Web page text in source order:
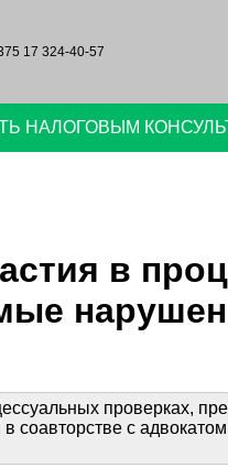
17 324-40-57
НАЛОГОВЫМ
в
проверках,
соавторстве с